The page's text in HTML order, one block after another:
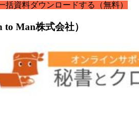
括資料ダウンロードする（無料）
Man株式会社）